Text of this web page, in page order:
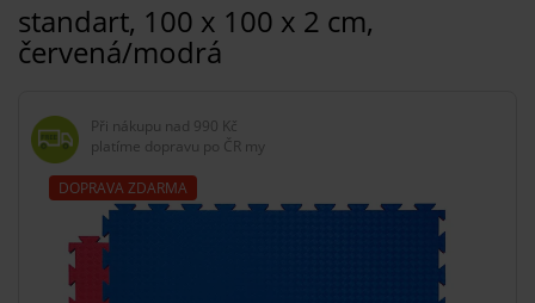
standart, 100 x 100 x 2 cm,
červená/modrá
Při nákupu nad 990 Kč
platíme dopravu po ČR my
DOPRAVA ZDARMA